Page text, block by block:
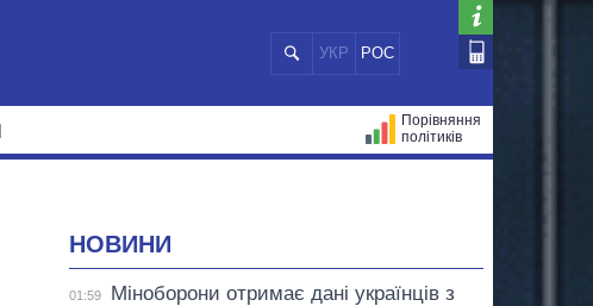
УКР РОС
Порівняння
політиків
НОВИНИ
01:59
Міноборони отримає дані українців з